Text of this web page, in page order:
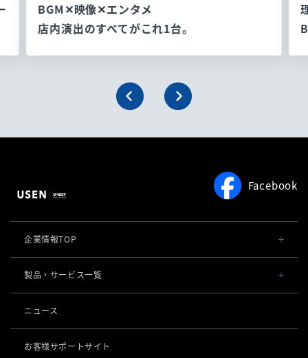
BGM✕映像✕エンタメ
店内演出のすべてがこれ1台。
Facebook
企業情報TOP
会社概要・役員一覧
社長メッセージ
製品・サービス一覧
POSレジ 他
オーダーシステム
導入事例
ニュース
お客様サポートサイト